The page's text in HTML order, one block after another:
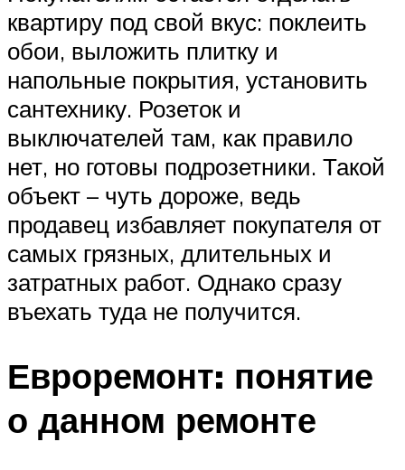
квартиру под свой вкус: поклеить
обои, выложить плитку и
напольные покрытия, установить
сантехнику. Розеток и
выключателей там, как правило
нет, но готовы подрозетники. Такой
объект – чуть дороже, ведь
продавец избавляет покупателя от
самых грязных, длительных и
затратных работ. Однако сразу
въехать туда не получится.
Евроремонт: понятие
о данном ремонте